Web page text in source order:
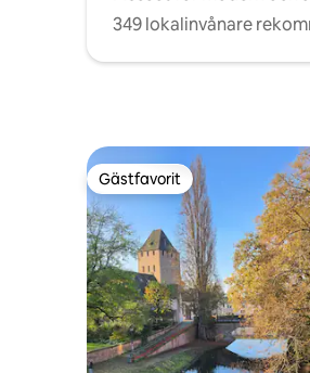
349 lokalinvånare
Gästfavorit
Gästfavorit